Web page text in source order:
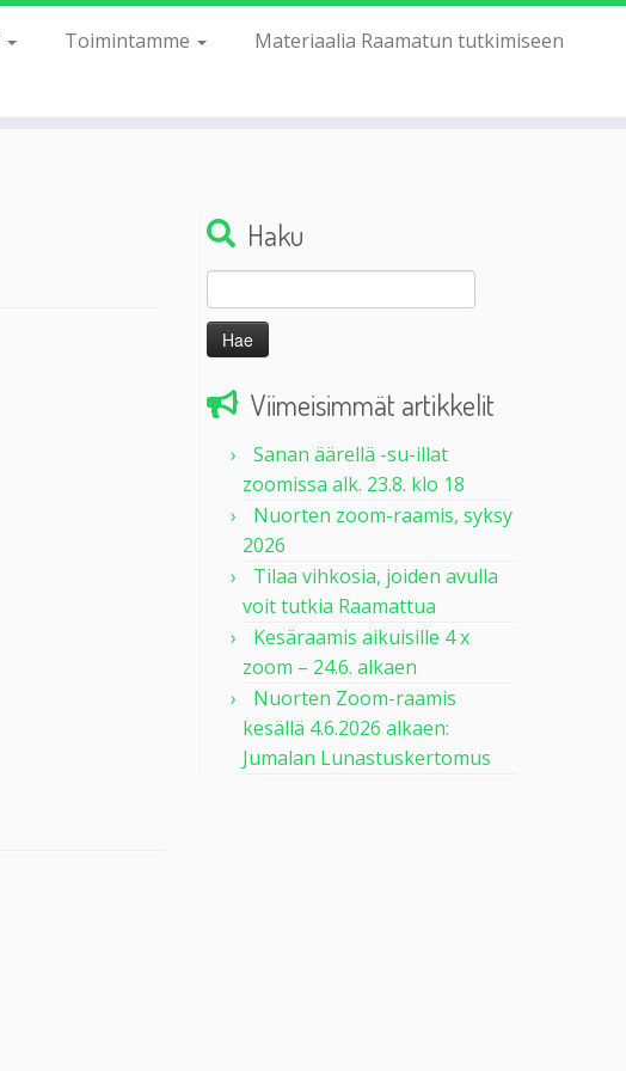
Toimintamme
Materiaalia Raamatun tutkimiseen
Haku
Haku:
Viimeisimmät artikkelit
Sanan äärellä -su-illat
zoomissa alk. 23.8. klo 18
Nuorten zoom-raamis, syksy
2026
Tilaa vihkosia, joiden avulla
voit tutkia Raamattua
Kesäraamis aikuisille 4 x
zoom – 24.6. alkaen
Nuorten Zoom-raamis
kesällä 4.6.2026 alkaen:
Jumalan Lunastuskertomus